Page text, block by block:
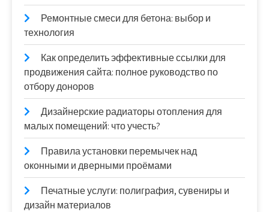
Ремонтные смеси для бетона: выбор и
технология
Как определить эффективные ссылки для
продвижения сайта: полное руководство по
отбору доноров
Дизайнерские радиаторы отопления для
малых помещений: что учесть?
Правила установки перемычек над
оконными и дверными проёмами
Печатные услуги: полиграфия, сувениры и
дизайн материалов